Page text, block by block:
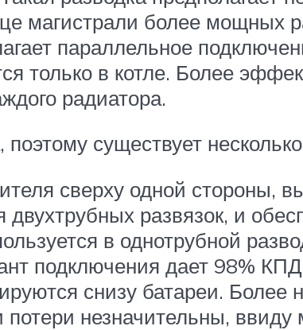
магистрали более мощных
параллельное
только в котле. Более
радиатора.
существует
сверху одной стороны,
двухтрубных развязок, и
в однотрубной
подключения дает 98%
снизу батареи. Более
незначительны,